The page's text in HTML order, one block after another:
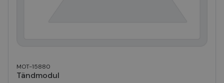
MOT-15880
Tändmodul